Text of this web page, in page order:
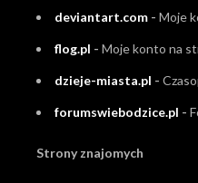
deviantart.com - Moje
flog.pl - Moje konto na
dzieje-miasta.pl -
forumswiebodzice.pl -
Strony znajomych